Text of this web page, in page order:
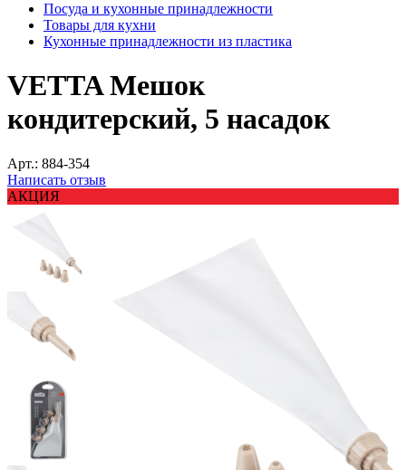
Посуда и кухонные принадлежности
Товары для кухни
Кухонные принадлежности из пластика
VETTA Мешок
кондитерский, 5 насадок
Арт.: 884-354
Написать отзыв
АКЦИЯ